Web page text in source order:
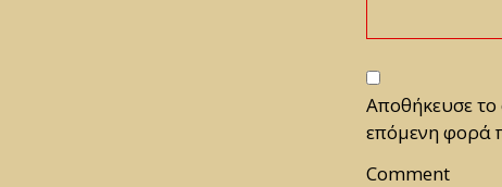
Αποθήκευσε το
επόμενη φορά
Comment